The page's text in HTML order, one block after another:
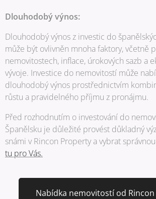
Dlouhodobý výnos:
Dlouhodobý výnos z investic do
může být ovlivněn mnoha faktory, včetně
nemovitostech, inflace, úrokových sazb a
vývoje. Investice do nemovitostí může
dlouhodobý výnos prostřednictvím
růstu a pravidelného příjmu z pronájmu.
Před rozhodnutím o investování do
Španělsku je důležité provést důkladný
snámi v Rincon Property a vybrat
tu pro Vás.
Nabídka nemovitostí od